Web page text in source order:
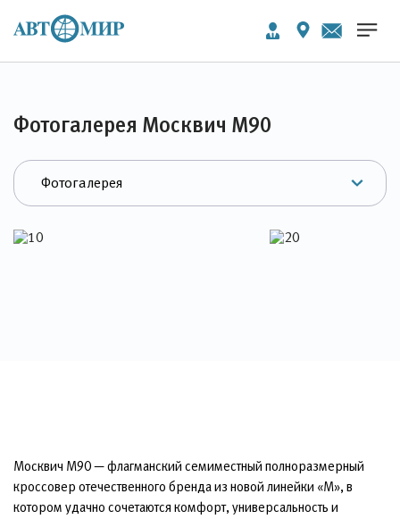
Фотогалерея Москвич М90
Москвич М90 — флагманский семиместный полноразмерный
кроссовер отечественного бренда из новой линейки «М», в
котором удачно сочетаются комфорт, универсальность и